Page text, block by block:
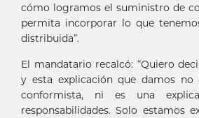
cómo logramos el suministro de
permita incorporar lo que
distribuida”.
El mandatario recalcó: “Quiero
y esta explicación que damos no
conformista, ni es una
responsabilidades. Solo estamos